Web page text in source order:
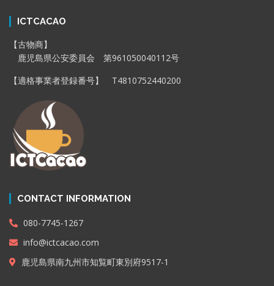
ICTCACAO
【古物商】
鹿児島県公安委員会 第961050040112号
【適格事業者登録番号】 T4810752440200
CONTACT INFORMATION
080-7745-1267
info@ictcacao.com
鹿児島県南九州市知覧町東別府9517-1